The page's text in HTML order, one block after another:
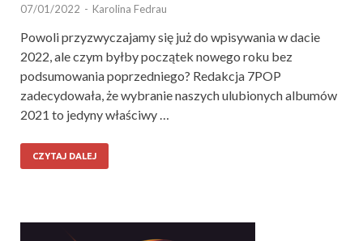
07/01/2022 - Karolina Fedrau
Powoli przyzwyczajamy się już do wpisywania w dacie
2022, ale czym byłby początek nowego roku bez
podsumowania poprzedniego? Redakcja 7POP
zadecydowała, że wybranie naszych ulubionych albumów
2021 to jedyny właściwy …
CZYTAJ DALEJ